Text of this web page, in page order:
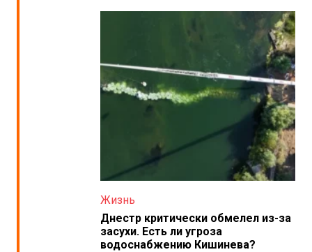
Жизнь
Днестр критически обмелел из-за
засухи. Есть ли угроза
водоснабжению Кишинева?